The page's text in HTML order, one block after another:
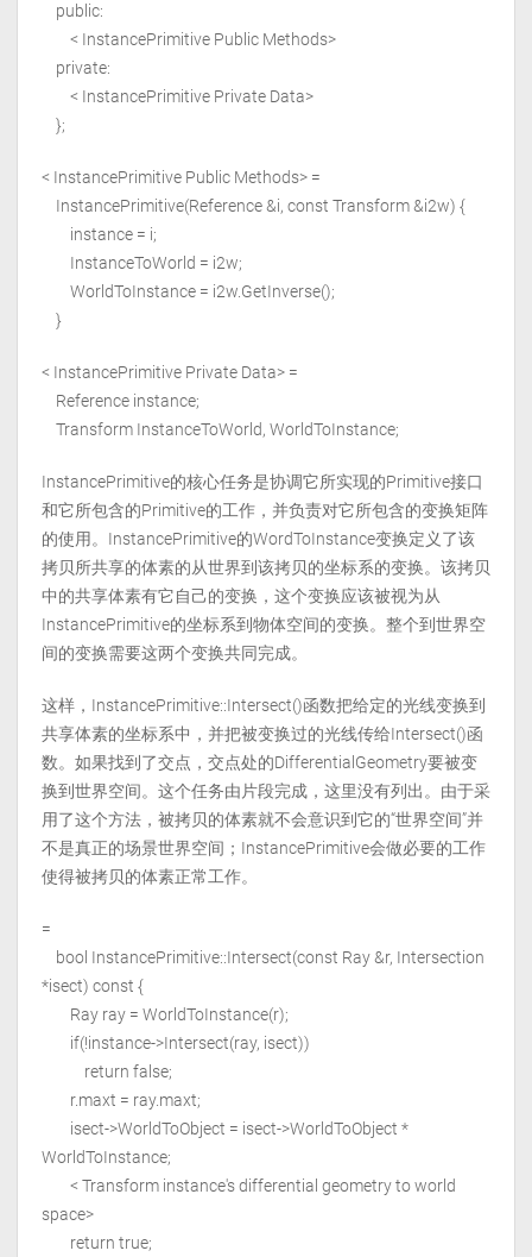
public:
< InstancePrimitive Public Methods>
private:
< InstancePrimitive Private Data>
};
< InstancePrimitive Public Methods> =
InstancePrimitive(Reference&i, const Transform &i2w) {
instance = i;
InstanceToWorld = i2w;
WorldToInstance = i2w.GetInverse();
}
< InstancePrimitive Private Data> =
Reference instance;
Transform InstanceToWorld, WorldToInstance;
InstancePrimitive的核心任务是协调它所实现的Primitive接口
和它所包含的Primitive的工作，并负责对它所包含的变换矩阵
的使用。InstancePrimitive的WordToInstance变换定义了该
拷贝所共享的体素的从世界到该拷贝的坐标系的变换。该拷贝
中的共享体素有它自己的变换，这个变换应该被视为从
InstancePrimitive的坐标系到物体空间的变换。整个到世界空
间的变换需要这两个变换共同完成。
这样，InstancePrimitive::Intersect()函数把给定的光线变换到
共享体素的坐标系中，并把被变换过的光线传给Intersect()函
数。如果找到了交点，交点处的DifferentialGeometry要被变
换到世界空间。这个任务由片段完成，这里没有列出。由于采
用了这个方法，被拷贝的体素就不会意识到它的“世界空间”并
不是真正的场景世界空间；InstancePrimitive会做必要的工作
使得被拷贝的体素正常工作。
=
bool InstancePrimitive::Intersect(const Ray &r, Intersection
*isect) const {
Ray ray = WorldToInstance(r);
if(!instance->Intersect(ray, isect))
return false;
r.maxt = ray.maxt;
isect->WorldToObject = isect->WorldToObject *
WorldToInstance;
< Transform instance's differential geometry to world
space>
return true;